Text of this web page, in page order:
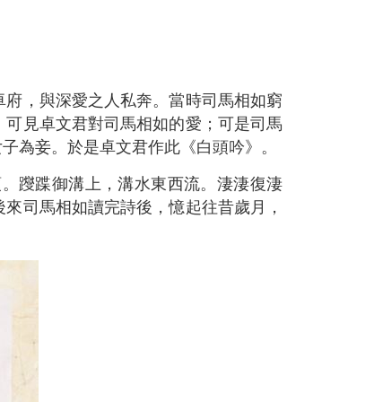
，與深愛之人私奔。當時司馬相如窮
見卓文君對司馬相如的愛；可是司馬
為妾。於是卓文君作此《白頭吟》。
躞蹀御溝上，溝水東西流。淒淒復淒
司馬相如讀完詩後，憶起往昔歲月，